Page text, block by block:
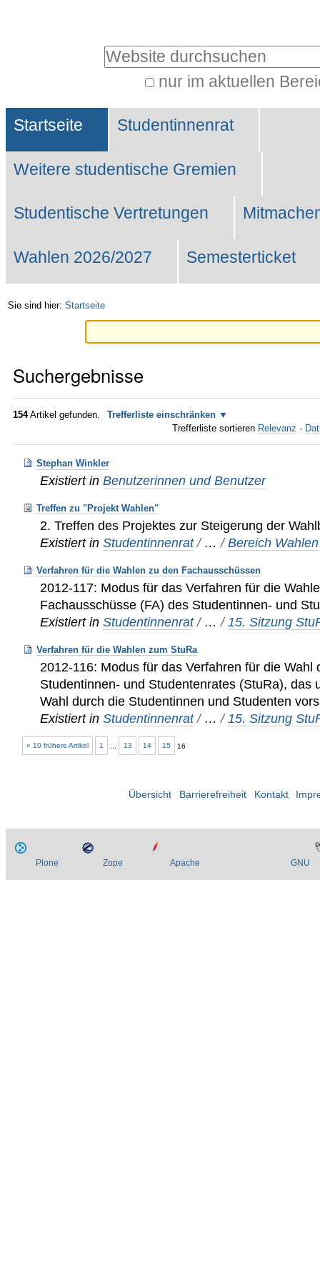
Website durchsuchen
nur im aktuellen
Suche…
Sektionen
Startseite Studentinnenrat
Weitere studentische Gremien
Studentische Vertretungen
Wahlen 2026/2027 Semesterticket
Sie sind hier: Startseite
Suchergebnisse
154Artikel gefunden.
Trefferliste einschränken
Trefferliste sortieren Relevanz ·
Stephan Winkler
Existiert in Benutzerinnen und Benutzer
Treffen zu "Projekt Wahlen"
2. Treffen des Projektes zur Steigerung der
Existiert in Studentinnenrat / …/Bereich Wahlen
Verfahren für die Wahlen zu den Fachausschüssen
2012-117: Modus für das Verfahren für die
Fachausschüsse (FA) des Studentinnen- und
Existiert in Studentinnenrat / …/15. Sitzung
Verfahren für die Wahlen zum StuRa
2012-116: Modus für das Verfahren für die Wahl
Studentinnen- und Studentenrates (StuRa), das
Wahl durch die Studentinnen und Studenten
Existiert in Studentinnenrat / …/ 15. Sitzung
« 10 frühere Artikel 1 13 14 15 16
Übersicht Barrierefreiheit Kontakt
Plone Zope Apache GNU